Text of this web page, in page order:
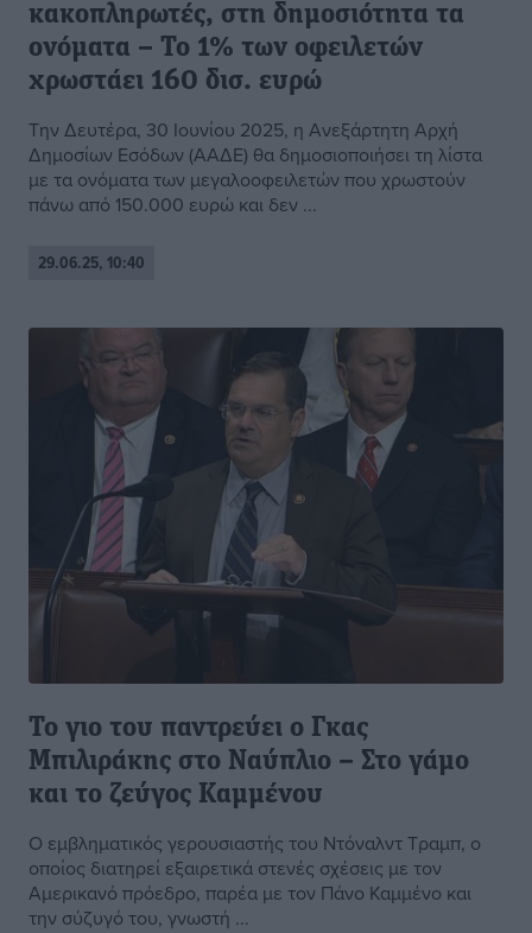
κακοπληρωτές, στη δημοσιότητα τα
ονόματα – Το 1% των οφειλετών
χρωστάει 160 δισ. ευρώ
Την Δευτέρα, 30 Ιουνίου 2025, η Ανεξάρτητη Αρχή
Δημοσίων Εσόδων (ΑΑΔΕ) θα δημοσιοποιήσει τη λίστα
με τα ονόματα των μεγαλοοφειλετών που χρωστούν
πάνω από 150.000 ευρώ και δεν ...
29.06.25, 10:40
Το γιο του παντρεύει ο Γκας
Μπιλιράκης στο Ναύπλιο – Στο γάμο
και το ζεύγος Καμμένου
Ο εμβληματικός γερουσιαστής του Ντόναλντ Τραμπ, ο
οποίος διατηρεί εξαιρετικά στενές σχέσεις με τον
Αμερικανό πρόεδρο, παρέα με τον Πάνο Καμμένο και
την σύζυγό του, γνωστή ...